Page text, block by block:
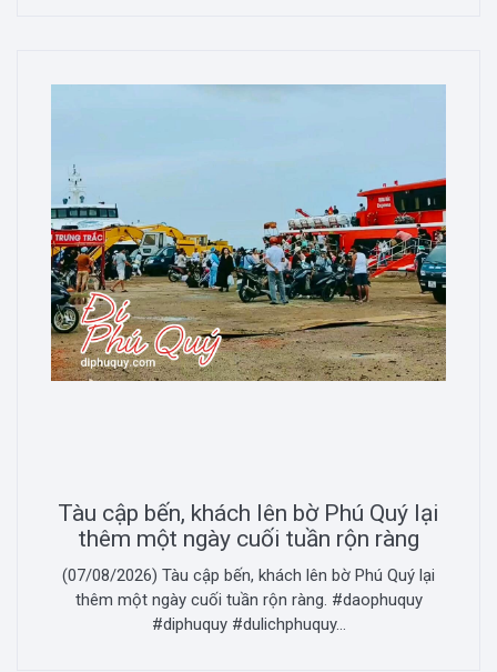
Tàu cập bến, khách lên bờ Phú Quý lại
thêm một ngày cuối tuần rộn ràng
(07/08/2026) Tàu cập bến, khách lên bờ Phú Quý lại
thêm một ngày cuối tuần rộn ràng. #daophuquy
#diphuquy #dulichphuquy...